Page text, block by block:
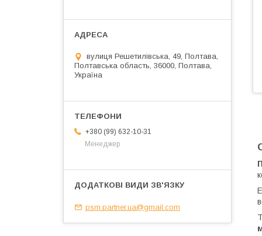
вулиця Решетилівська, 49, Полтава,
Полтавська область, 36000, Полтава,
Україна
+380 (99) 632-10-31
Менеджер
psm.partner.ua@gmail.com